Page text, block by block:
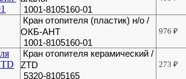
1001-8105160-01
Кран отопителя (пластик) н/о /
ОКБ-АНТ
1001-8105160-01
976₽
Кран отопителя керамический /
ZTD
5320-8105165
273₽